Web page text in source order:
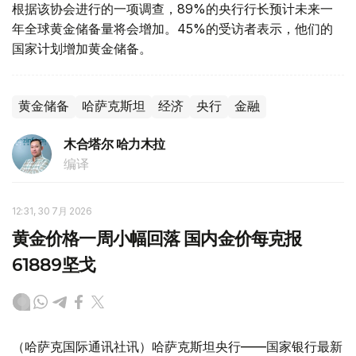
根据该协会进行的一项调查，89%的央行行长预计未来一
年全球黄金储备量将会增加。45%的受访者表示，他们的
国家计划增加黄金储备。
黄金储备 哈萨克斯坦 经济 央行 金融
木合塔尔 哈力木拉
编译
12:31, 30 7月 2026
黄金价格一周小幅回落 国内金价每克报
61889坚戈
（哈萨克国际通讯社讯）哈萨克斯坦央行——国家银行最新